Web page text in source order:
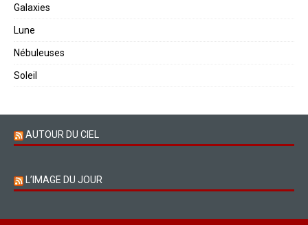
Galaxies
Lune
Nébuleuses
Soleil
AUTOUR DU CIEL
L’IMAGE DU JOUR